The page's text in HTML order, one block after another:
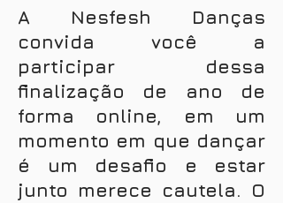
A Nesfesh Danças
convida você a
participar dessa
finalização de ano de
forma online, em um
momento em que dançar
é um desafio e estar
junto merece cautela. O